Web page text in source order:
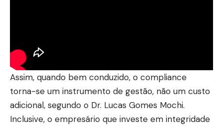
Assim, quando bem conduzido, o compliance
torna-se um instrumento de gestão, não um custo
adicional, segundo o Dr. Lucas Gomes Mochi.
Inclusive, o empresário que investe em integridade